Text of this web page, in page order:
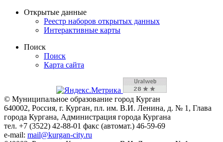
Открытые данные
Реестр наборов открытых данных
Интерактивные карты
Поиск
Поиск
Карта сайта
© Муниципальное образование город Курган
640002, Россия, г. Курган, пл. им. В.И. Ленина, д. № 1, Глава
города Кургана, Администрация города Кургана
тел. +7 (3522) 42-88-01 факс (автомат.) 46-59-69
e-mail: mail@kurgan-city.ru